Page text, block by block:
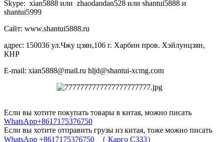
Skype: xian5888 или zhaodandan528 или shantui5888 и
shantui5999
Сайт: www.shantui5888.ru
адрес: 150036 ул.Чжу цзян,106 г. Харбин пров. Хэйлунцзян,
КНР
E-mail: xian5888@mail.ru hljd@shantui-xcmg.com
Если вы хотите покупать товары в китая, можно писать
WhatsApp+8617175376750
Если вы хотите отправить грузы из китая, тоже можно писать
WhatsApp +8617175376750 （ Карго C333）